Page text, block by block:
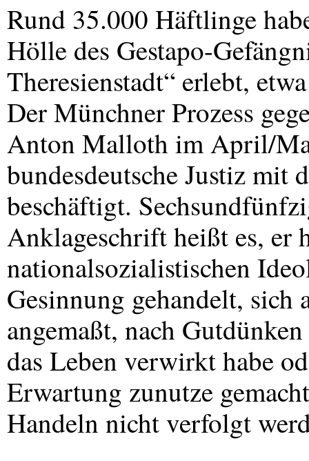
Rund 35.000 Häftlinge
Hölle des Gestapo-
Theresienstadt“ erlebt,
Der Münchner Prozess
Anton Malloth im April/
bundesdeutsche Justiz mit
beschäftigt.
Anklageschrift heißt es, er
nationalsozialistischen
Gesinnung gehandelt, sich
angemaßt, nach
das Leben verwirkt habe
Erwartung zunutze
Handeln nicht verfolgt